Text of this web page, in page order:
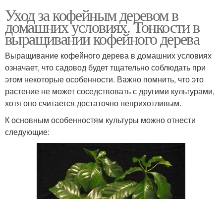
Уход за кофейным деревом в
домашних условиях. Тонкости в
выращивании кофейного дерева
Выращивание кофейного дерева в домашних условиях
означает, что садовод будет тщательно соблюдать при
этом некоторые особенности. Важно помнить, что это
растение не может соседствовать с другими культурами,
хотя оно считается достаточно неприхотливым.
К основным особенностям культуры можно отнести
следующие: